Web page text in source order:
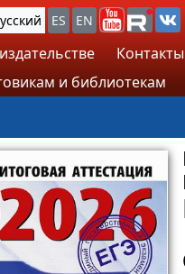
ES EN
Контакты
и библиотекам